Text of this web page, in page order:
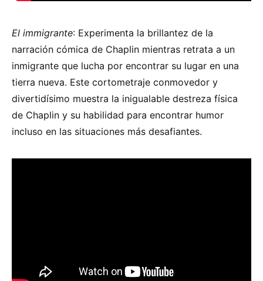
El immigrante: Experimenta la brillantez de la
narración cómica de Chaplin mientras retrata a un
inmigrante que lucha por encontrar su lugar en una
tierra nueva. Este cortometraje conmovedor y
divertidísimo muestra la inigualable destreza física
de Chaplin y su habilidad para encontrar humor
incluso en las situaciones más desafiantes.